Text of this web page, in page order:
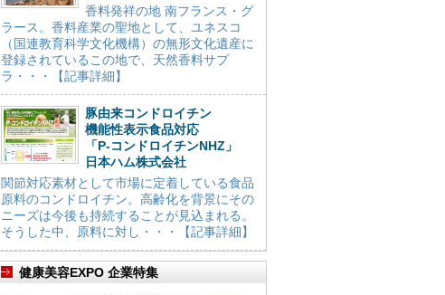
香料発祥の地 南フランス・グ
ラース。香料産業の聖地として、ユネスコ
（国連教育科学文化機構）の無形文化遺産に
登録されているこの地で、天然香料サプ
ラ・・・【記事詳細】
豚由来コンドロイチン
機能性表示食品対応
「P-コンドロイチンNHZ」
日本ハム株式会社
関節対応素材として市場に定着している食品
原料のコンドロイチン。高齢化を背景にその
ニーズは今後も持続することが見込まれる。
そうした中、原料に対し・・・【記事詳細】
健康美容EXPO 企業特集